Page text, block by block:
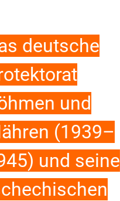
deutsche
und
(1939–
und seine